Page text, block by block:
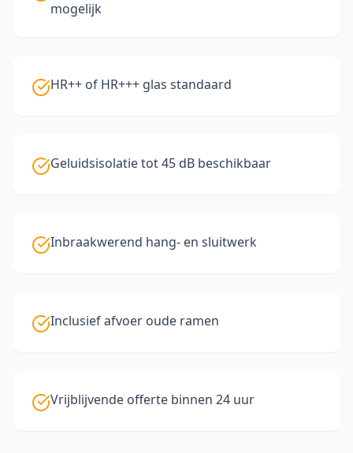
mogelijk
HR++ of HR+++ glas standaard
Geluidsisolatie tot 45 dB beschikbaar
Inbraakwerend hang- en sluitwerk
Inclusief afvoer oude ramen
Vrijblijvende offerte binnen 24 uur